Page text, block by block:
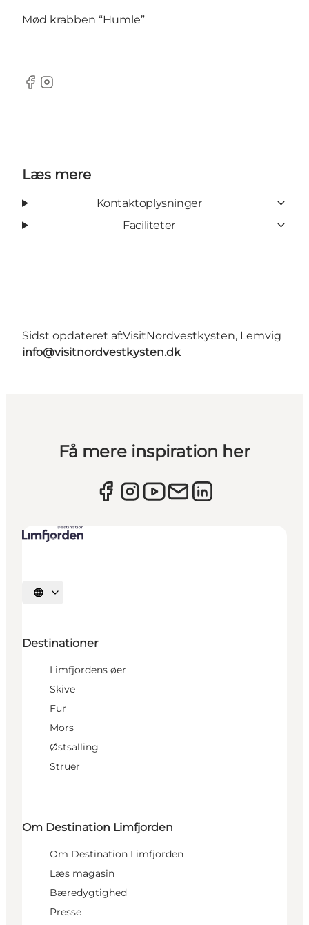
Mød krabben “Humle”
Facebook
Instagram
Læs mere
Kontaktoplysninger
Faciliteter
Sidst opdateret af:VisitNordvestkysten, Lemvig
info@visitnordvestkysten.dk
Få mere inspiration her
Vælg sprog
Destinationer
Limfjordens øer
Skive
Fur
Mors
Østsalling
Struer
Om Destination Limfjorden
Om Destination Limfjorden
Læs magasin
Bæredygtighed
Presse